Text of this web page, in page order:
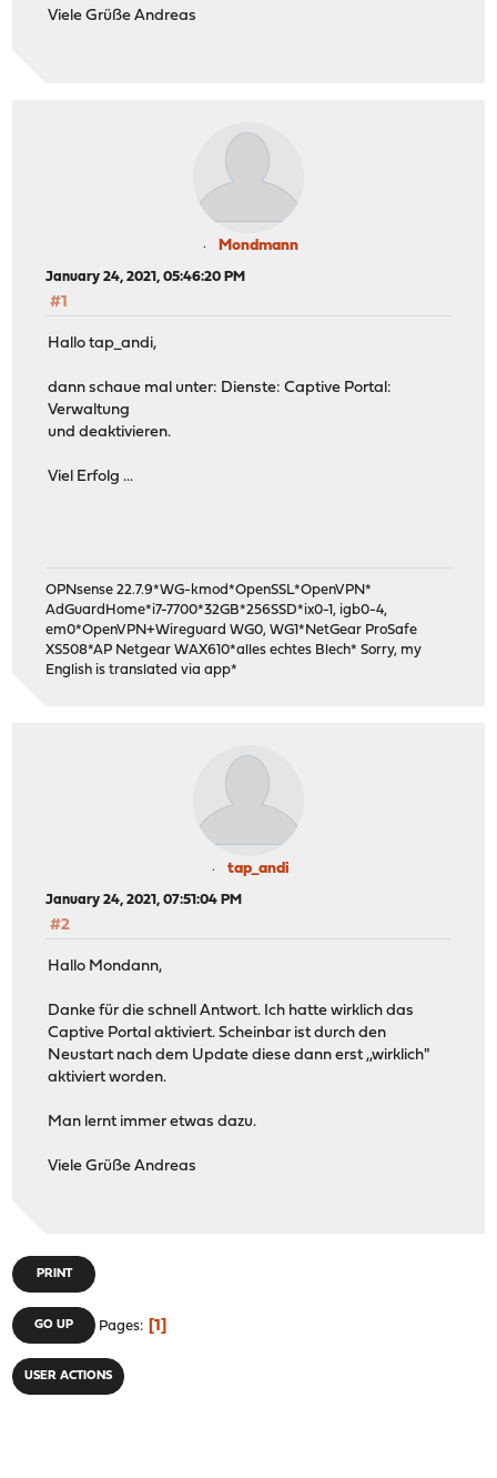
Viele Grüße Andreas
Mondmann
January 24, 2021, 05:46:20 PM
#1
Hallo tap_andi,
dann schaue mal unter: Dienste: Captive Portal:
Verwaltung
und deaktivieren.
Viel Erfolg ...
OPNsense 22.7.9*WG-kmod*OpenSSL*OpenVPN*
AdGuardHome*i7-7700*32GB*256SSD*ix0-1, igb0-4,
em0*OpenVPN+Wireguard WG0, WG1*NetGear ProSafe
XS508*AP Netgear WAX610*alles echtes Blech* Sorry, my
English is translated via app*
tap_andi
January 24, 2021, 07:51:04 PM
#2
Hallo Mondann,
Danke für die schnell Antwort. Ich hatte wirklich das
Captive Portal aktiviert. Scheinbar ist durch den
Neustart nach dem Update diese dann erst ,,wirklich"
aktiviert worden.
Man lernt immer etwas dazu.
Viele Grüße Andreas
PRINT
GO UP Pages 1
USER ACTIONS